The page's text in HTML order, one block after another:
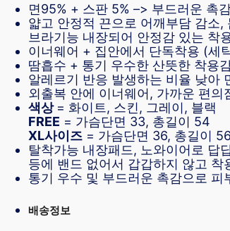
면95% + 스판 5% –> 부드러운 촉
얇고 안정적 끈으로 어깨부담 감소
브라기능 내장되어 안정감 있는 착
이너웨어 + 집안에서 단독착용 (세
땀흡수 + 통기 우수한 산뜻한 착용
알레르기 반응 발생하는 비율 낮아
외출복 안에 이너웨어, 가까운 편
색상 = 화이트, 스킨, 그레이, 블랙
FREE = 가슴단면 33, 총길이 54
XL사이즈 = 가슴단면 36, 총길이 56
탈착가능 내장패드, 노와이어로 답
등에 밴드 없어서 갑갑하지 않고 착
통기 우수 및 부드러운 촉감으로
배송정보